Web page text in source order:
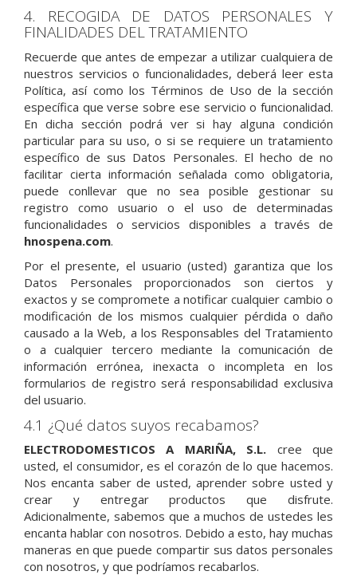
4. RECOGIDA DE DATOS PERSONALES Y
FINALIDADES DEL TRATAMIENTO
Recuerde que antes de empezar a utilizar cualquiera de
nuestros servicios o funcionalidades, deberá leer esta
Política, así como los Términos de Uso de la sección
específica que verse sobre ese servicio o funcionalidad.
En dicha sección podrá ver si hay alguna condición
particular para su uso, o si se requiere un tratamiento
específico de sus Datos Personales. El hecho de no
facilitar cierta información señalada como obligatoria,
puede conllevar que no sea posible gestionar su
registro como usuario o el uso de determinadas
funcionalidades o servicios disponibles a través de
hnospena.com.
Por el presente, el usuario (usted) garantiza que los
Datos Personales proporcionados son ciertos y
exactos y se compromete a notificar cualquier cambio o
modificación de los mismos cualquier pérdida o daño
causado a la Web, a los Responsables del Tratamiento
o a cualquier tercero mediante la comunicación de
información errónea, inexacta o incompleta en los
formularios de registro será responsabilidad exclusiva
del usuario.
4.1 ¿Qué datos suyos recabamos?
ELECTRODOMESTICOS A MARIÑA, S.L. cree que
usted, el consumidor, es el corazón de lo que hacemos.
Nos encanta saber de usted, aprender sobre usted y
crear y entregar productos que disfrute.
Adicionalmente, sabemos que a muchos de ustedes les
encanta hablar con nosotros. Debido a esto, hay muchas
maneras en que puede compartir sus datos personales
con nosotros, y que podríamos recabarlos.